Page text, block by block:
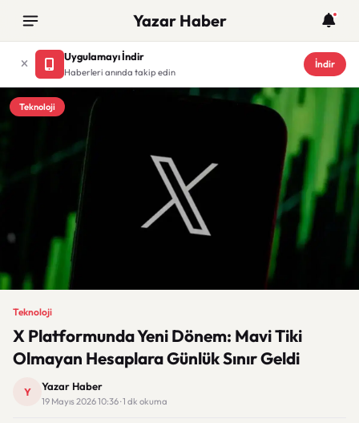
Yazar Haber
Uygulamayı İndir
Haberleri anında takip edin
İndir
Teknoloji
Teknoloji
X Platformunda Yeni Dönem: Mavi Tiki
Olmayan Hesaplara Günlük Sınır Geldi
Y Yazar Haber
19 Mayıs 2026 10:36 · 1 dk okuma